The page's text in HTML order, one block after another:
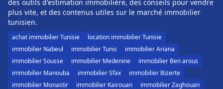
des outils d'estimation immobilière, des conseils pour vendre
plus vite, et des contenus utiles sur le marché immobilier
tunisien.
achat immobilier Tunisie
location immobilier Tunisie
immobilier Nabeul
immobilier Tunis
immobilier Ariana
immobilier Sousse
immobilier Medenine
immobilier Ben arous
immobilier Manouba
immobilier Sfax
immobilier Bizerte
immobilier Monastir
immobilier Kairouan immobilier Zaghouan